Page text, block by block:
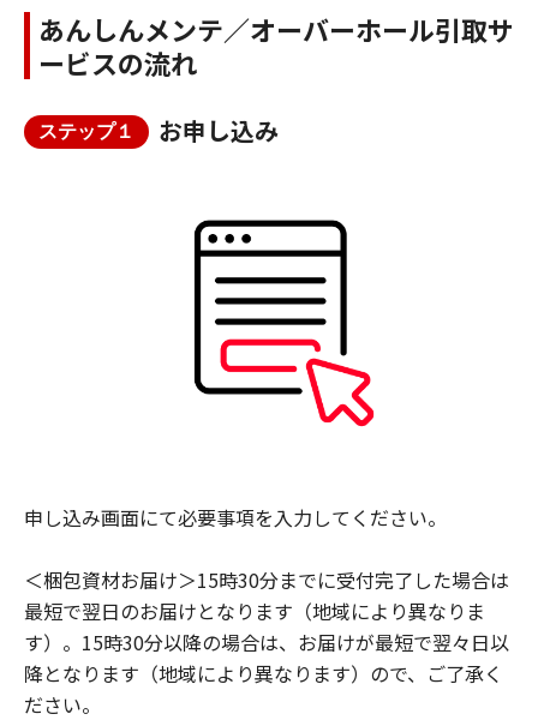
あんしんメンテ／オーバーホール引取サ
ービスの流れ
ステップ１ お申し込み
申し込み画面にて必要事項を入力してください。
＜梱包資材お届け＞15時30分までに受付完了した場合は
最短で翌日のお届けとなります（地域により異なりま
す）。15時30分以降の場合は、お届けが最短で翌々日以
降となります（地域により異なります）ので、ご了承く
ださい。